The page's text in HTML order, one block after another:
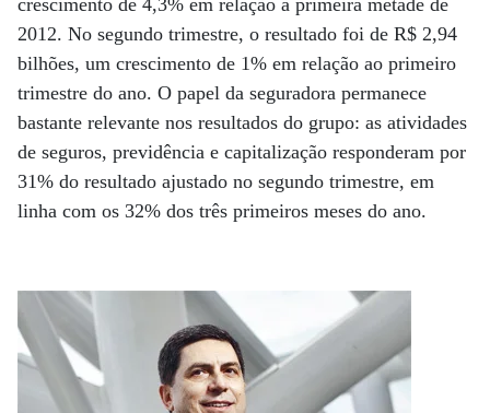
crescimento de 4,3% em relação à primeira metade de
2012. No segundo trimestre, o resultado foi de R$ 2,94
bilhões, um crescimento de 1% em relação ao primeiro
trimestre do ano. O papel da seguradora permanece
bastante relevante nos resultados do grupo: as atividades
de seguros, previdência e capitalização responderam por
31% do resultado ajustado no segundo trimestre, em
linha com os 32% dos três primeiros meses do ano.